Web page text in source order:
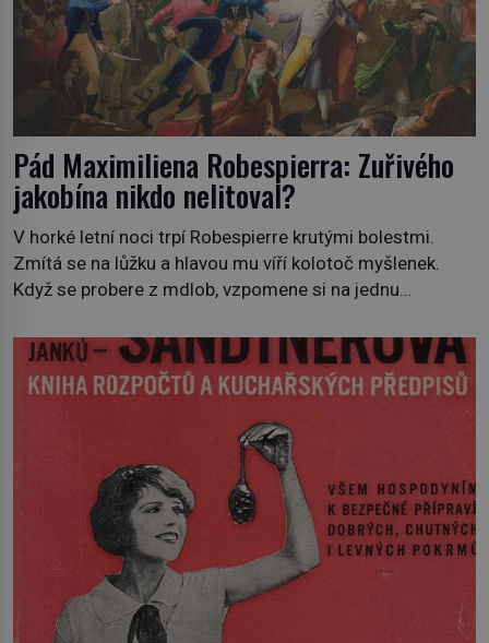
Pád Maximiliena Robespierra: Zuřivého
jakobína nikdo nelitoval?
V horké letní noci trpí Robespierre krutými bolestmi.
Zmítá se na lůžku a hlavou mu víří kolotoč myšlenek.
Když se probere z mdlob, vzpomene si na jednu
Prorokovala mu tragický osud. Tehdy se jí vysmál.
„Robespierre to dotáhne hodně daleko,“ prohlásil o něm
jiný významný francouzský revolucionář, Honoré de